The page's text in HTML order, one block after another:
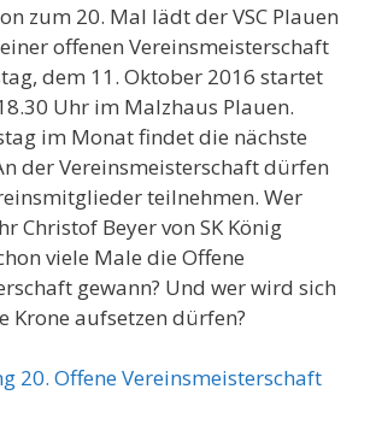
zum 20. Mal lädt der VSC Plauen
offenen Vereinsmeisterschaft
dem 11. Oktober 2016 startet
Uhr im Malzhaus Plauen.
im Monat findet die nächste
der Vereinsmeisterschaft dürfen
teilnehmen. Wer
Christof Beyer von SK König
viele Male die Offene
gewann? Und wer wird sich
Krone aufsetzen dürfen?
20. Offene Vereinsmeisterschaft